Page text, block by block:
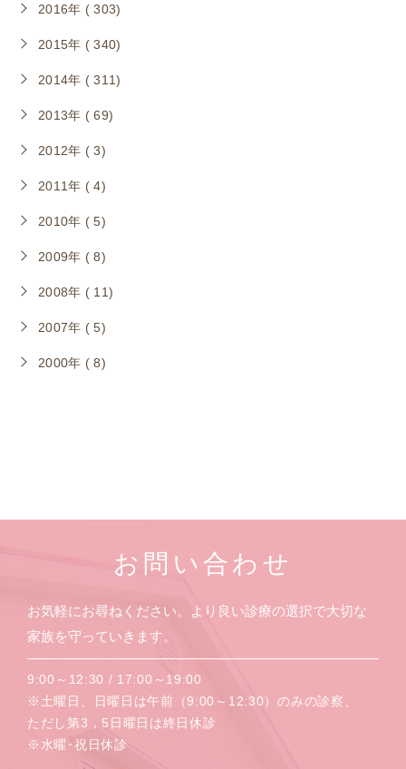
2016年 ( 303)
2015年 ( 340)
2014年 ( 311)
2013年 ( 69)
2012年 ( 3)
2011年 ( 4)
2010年 ( 5)
2009年 ( 8)
2008年 ( 11)
2007年 ( 5)
2000年 ( 8)
お問い合わせ
お気軽にお尋ねください。より良い診療の選択で大切な
家族を守っていきます。
9:00～12:30 / 17:00～19:00
※土曜日、日曜日は午前（9:00～12:30）のみの診察、
ただし第3，5日曜日は終日休診
※水曜･祝日休診